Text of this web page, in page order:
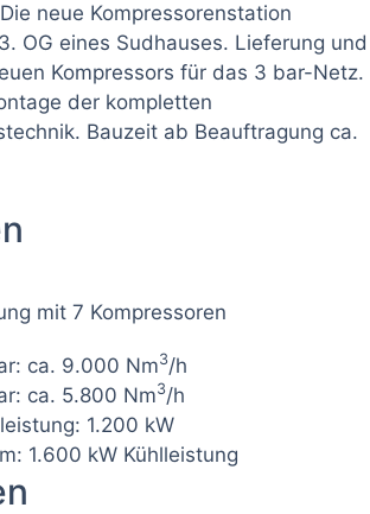
neue Kompressorenstation
OG eines Sudhauses. Lieferung und
Kompressors für das 3 bar-Netz.
der kompletten
Bauzeit ab Beauftragung ca.
mit 7 Kompressoren
ca. 9.000 Nm3/h
ca. 5.800 Nm3/h
1.200 kW
1.600 kW Kühlleistung